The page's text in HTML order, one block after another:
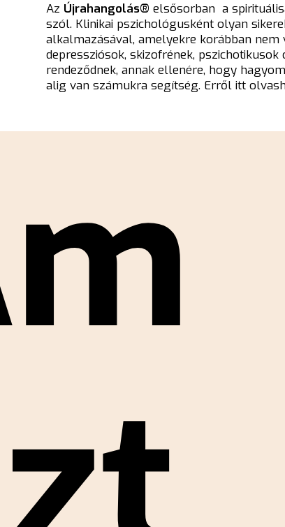
Az Újrahangolás® elsősorban a
szól. Klinikai pszichológusként olyan
alkalmazásával, amelyekre korábban nem
depressziósok, skizofrének,
rendeződnek, annak ellenére, hogy
alig van számukra segítség. Erről itt